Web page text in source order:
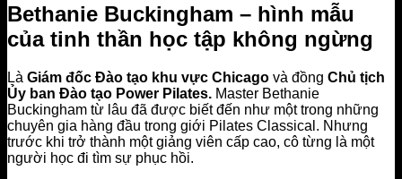
Bethanie Buckingham – hình mẫu
của tinh thần học tập không ngừng
Là Giám đốc Đào tạo khu vực Chicago và đồng Chủ tịch
Ủy ban Đào tạo Power Pilates. Master Bethanie
Buckingham từ lâu đã được biết đến như một trong những
chuyên gia hàng đầu trong giới Pilates Classical. Nhưng
trước khi trở thành một giảng viên cấp cao, cô từng là một
người học đi tìm sự phục hồi.